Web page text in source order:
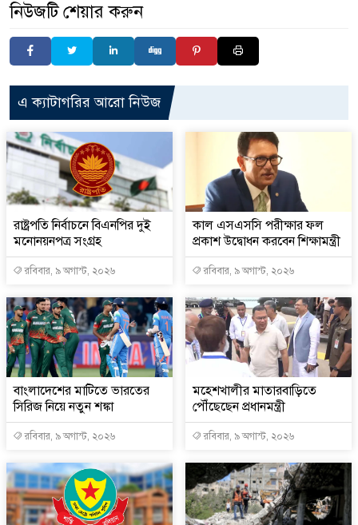
নিউজটি শেয়ার করুন
এ ক্যাটাগরির আরো নিউজ
রাষ্ট্রপতি নির্বাচনে বিএনপির দুই
মনোনয়নপত্র সংগ্রহ
রবিবার, ৯ অগাস্ট, ২০২৬
কাল এসএসসি পরীক্ষার ফল
প্রকাশ উদ্বোধন করবেন শিক্ষামন্ত্রী
রবিবার, ৯ অগাস্ট, ২০২৬
বাংলাদেশের মাটিতে ভারতের
সিরিজ নিয়ে নতুন শঙ্কা
রবিবার, ৯ অগাস্ট, ২০২৬
মহেশখালীর মাতারবাড়িতে
পৌঁছেছেন প্রধানমন্ত্রী
রবিবার, ৯ অগাস্ট, ২০২৬